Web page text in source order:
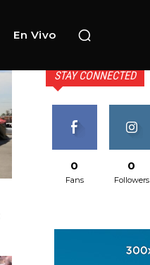
En Vivo
STAY CONNECTED
0
Fans
0
Followers